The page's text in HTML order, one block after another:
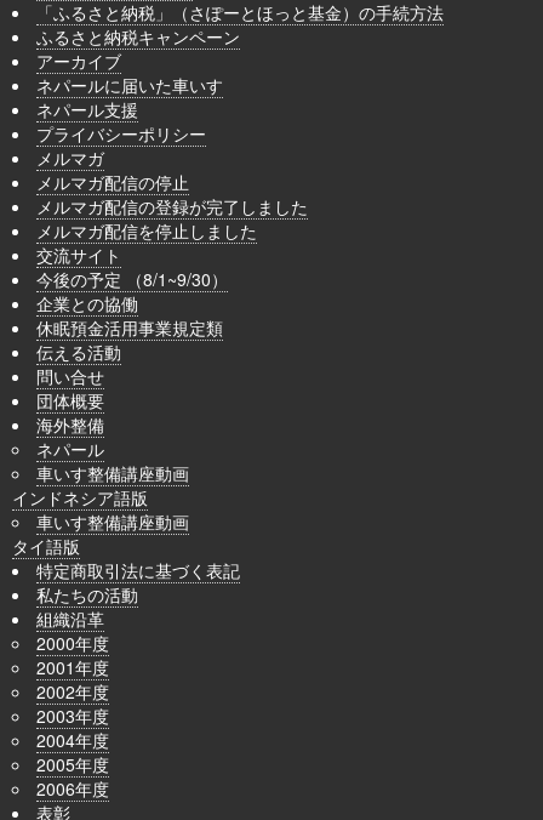
「ふるさと納税」（さぽーとほっと基金）の手続方法
ふるさと納税キャンペーン
アーカイブ
ネパールに届いた車いす
ネパール支援
プライバシーポリシー
メルマガ
メルマガ配信の停止
メルマガ配信の登録が完了しました
メルマガ配信を停止しました
交流サイト
今後の予定 （8/1~9/30）
企業との協働
休眠預金活用事業規定類
伝える活動
問い合せ
団体概要
海外整備
ネパール
車いす整備講座動画
インドネシア語版
車いす整備講座動画
タイ語版
特定商取引法に基づく表記
私たちの活動
組織沿革
2000年度
2001年度
2002年度
2003年度
2004年度
2005年度
2006年度
表彰